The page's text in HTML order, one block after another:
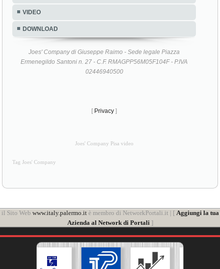
VIDEO
DOWNLOAD
Joes' Company di Giuseppe Raimo - Sede legale Piazza
Ermenegildo Santoni n. 27 - C.F. RMAGPP56M05F104F - P.IVA
02446940500
[ Privacy ]
Joes' Company Pisa video
Tag Joes' Company
il Sito Web www.italy.palermo.itè membro di NetworkPortali.it | [ Aggiungi la tua
Azienda al Network di Portali]